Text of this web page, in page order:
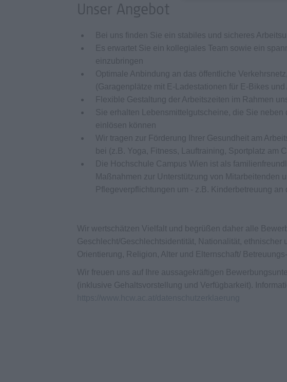
Unser Angebot
Bei uns finden Sie ein stabiles und sicheres
Es erwartet Sie ein kollegiales Team sowie ein
einzubringen
Optimale Anbindung an das öffentliche
(Garagenplätze mit E-Ladestationen für E-Bikes
Flexible Gestaltung der Arbeitszeiten im Rahmen
Sie erhalten Lebensmittelgutscheine, die Sie
einlösen können
Wir tragen zur Förderung Ihrer Gesundheit am
bei (z.B. Yoga, Fitness, Lauftraining, Sportplatz am
Die Hochschule Campus Wien ist als
Maßnahmen zur Unterstützung von Mitarbeitenden
Pflegeverpflichtungen um - z.B. Kinderbetreuung
Wir wertschätzen Vielfalt und begrüßen daher alle
Geschlecht/Geschlechtsidentität, Nationalität,
Orientierung, Religion, Alter und Elternschaft/
Wir freuen uns auf Ihre aussagekräftigen
(inklusive Gehaltsvorstellung und Verfügbarkeit).